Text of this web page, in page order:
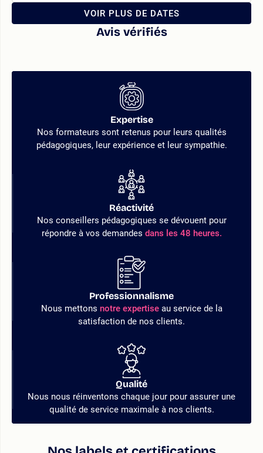
VOIR PLUS DE DATES
Avis vérifiés
Expertise
Nos formateurs sont retenus pour leurs qualités
pédagogiques, leur expérience et leur sympathie.
Réactivité
Nos conseillers pédagogiques se dévouent pour
répondre à vos demandes dans les 48 heures.
Professionnalisme
Nous mettons notre expertiseau service de la
satisfaction de nos clients.
Qualité
Nous nous réinventons chaque jour pour assurer une
qualité de service maximale à nos clients.